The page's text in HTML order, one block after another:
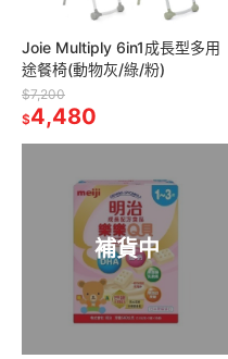
Joie Multiply 6in1成長型多用
途餐椅(動物灰/綠/粉)
$7,200
$4,480
補貨中